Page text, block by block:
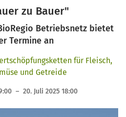
zu Bauer"
Betriebsnetz bietet
Termine an
für Fleisch,
und Getreide
– 20. Juli 2025 18:00